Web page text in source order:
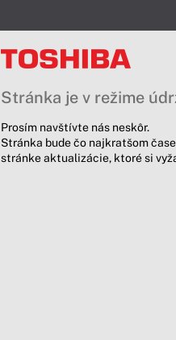
Stránka je v režime
Prosím navštívte nás neskôr.
Stránka bude čo najkratšom
stránke aktualizácie, ktoré si